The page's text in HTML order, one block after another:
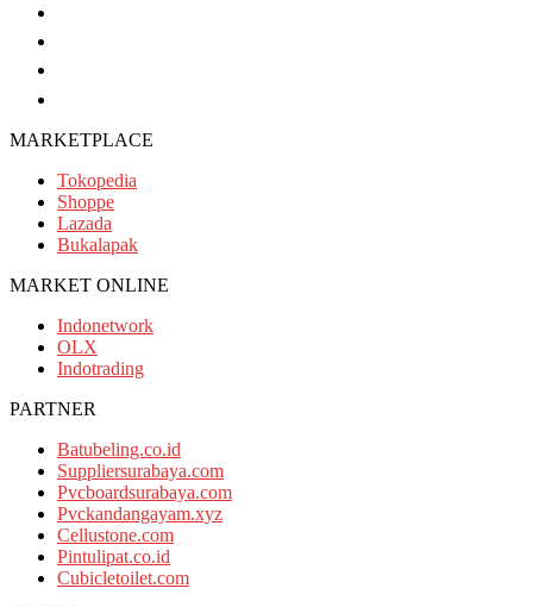
MARKETPLACE
Tokopedia
Shoppe
Lazada
Bukalapak
MARKET ONLINE
Indonetwork
OLX
Indotrading
PARTNER
Batubeling.co.id
Suppliersurabaya.com
Pvcboardsurabaya.com
Pvckandangayam.xyz
Cellustone.com
Pintulipat.co.id
Cubicletoilet.com